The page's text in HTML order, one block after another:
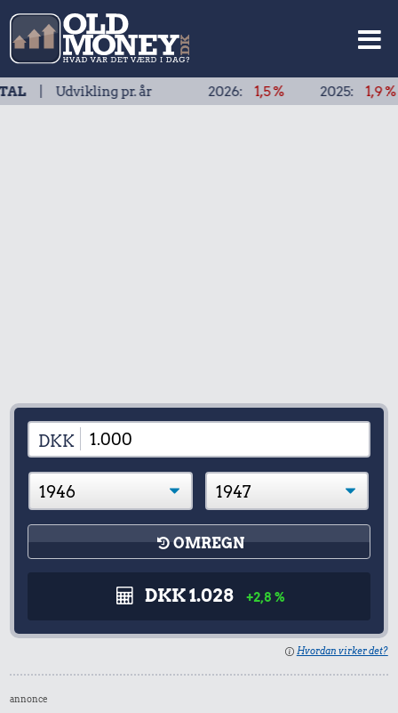
pr. år2026: 1,5 % 2025: 1,9 %
DKK
OMREGN
DKK 1.028 +2,8 %
Hvordan virker det?
annonce